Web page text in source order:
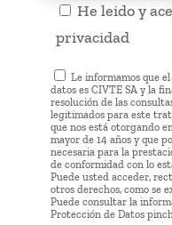
He leido y
privacidad
Le informamos que
datos es CIVTE SA y la
resolución de las
legitimados para este
que nos está otorgando
mayor de 14 años y que
necesaria para la
de conformidad con lo
Puede usted acceder,
otros derechos, como se
Puede consultar la
Protección de Datos